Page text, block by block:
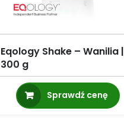
Eqology Shake – Wanilia |
300 g
Sprawdź cenę